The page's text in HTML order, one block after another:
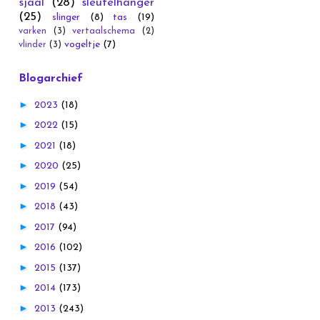
sjaal (28)
sleutelhanger
(25)
slinger (8) tas (19)
varken (3) vertaalschema
(2)
vlinder (3) vogeltje (7)
Blogarchief
► 2023 (18)
► 2022 (15)
► 2021 (18)
► 2020 (25)
► 2019 (54)
► 2018 (43)
► 2017 (94)
► 2016 (102)
► 2015 (137)
► 2014 (173)
► 2013 (243)